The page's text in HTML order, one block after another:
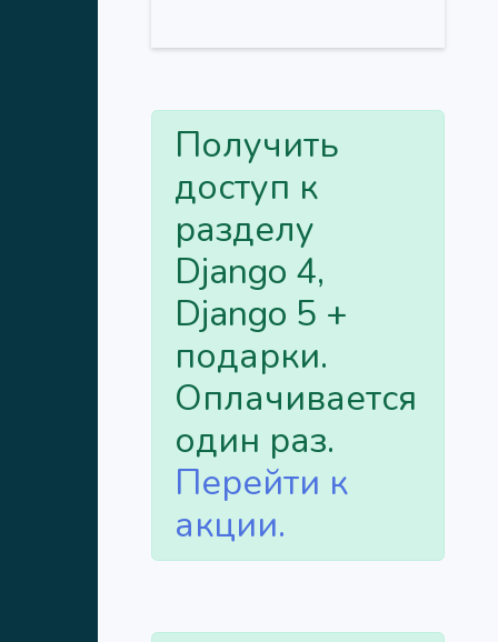
Получить
доступ к
разделу
Django 4,
Django 5 +
подарки.
Оплачивается
один раз.
Перейти к
акции.